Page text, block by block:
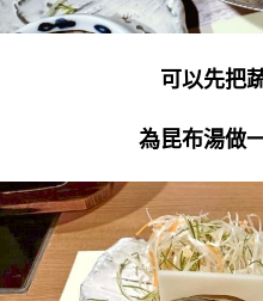
可以先把
為昆布湯做